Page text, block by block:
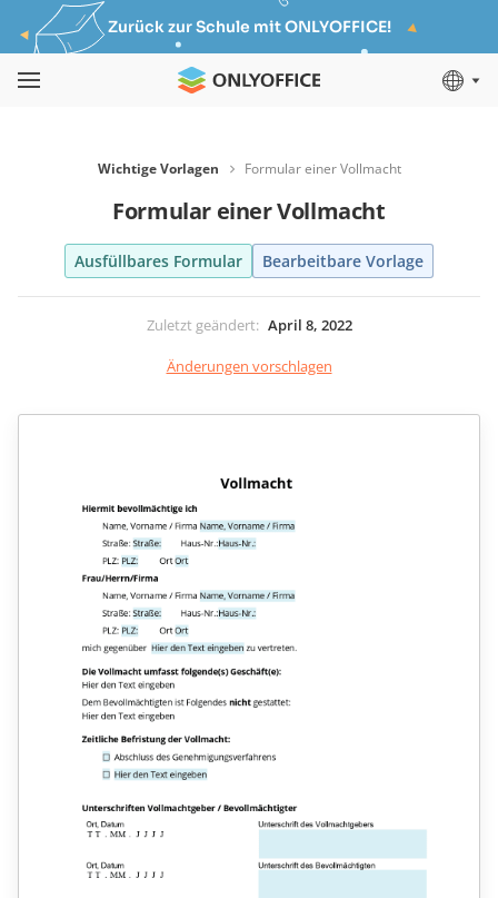
Zurück zur Schule mit ONLYOFFICE!
Wichtige Vorlagen Formular einer Vollmacht
Formular einer Vollmacht
Ausfüllbares Formular Bearbeitbare Vorlage
Zuletzt geändert: April 8, 2022
Änderungen vorschlagen